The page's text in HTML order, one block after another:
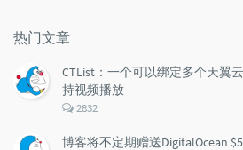
文
评
热门文章
CTList：一个可以绑定多个天翼
持视频播放
评
数：
2832
博客将不定期赠送DigitalOcean